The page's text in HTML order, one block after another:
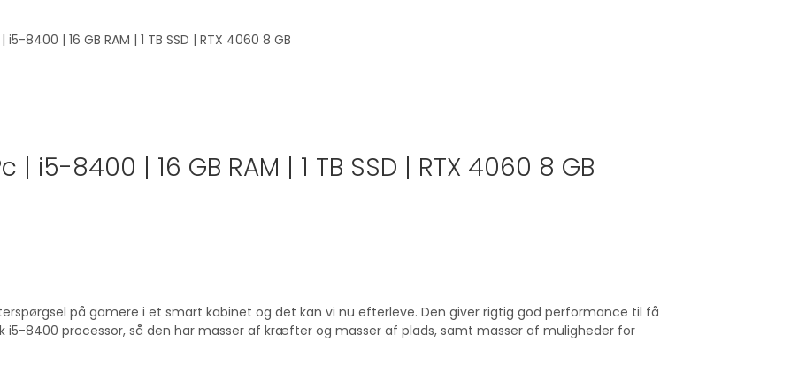
8400 | 16 GB RAM | 1 TB SSD | RTX 4060 8 GB
i5-8400 | 16 GB RAM | 1 TB SSD | RTX 4060 8 GB
på gamere i et smart kabinet og det kan vi nu efterleve. Den giver rigtig god performance til få
8400 processor, så den har masser af kræfter og masser af plads, samt masser af muligheder for